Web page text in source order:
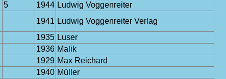
5 1944 Ludwig Voggenreiter
1941 Ludwig Voggenreiter Verlag
1935 Luser
1936 Malik
1929 Max Reichard
1940 Müller